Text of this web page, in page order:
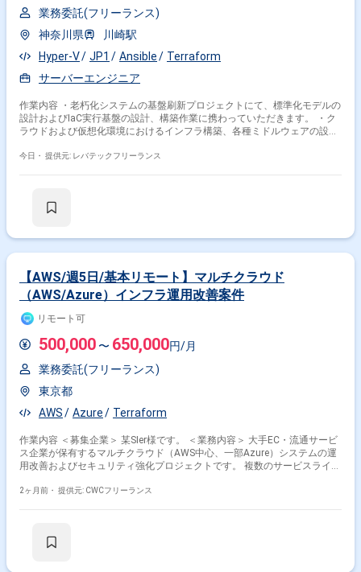
業務委託(フリーランス)
神奈川県
川崎駅
Hyper-V
JP1 Ansible
Terraform
サーバーエンジニア
作業内容 ・老朽化システムの基盤刷新プロジェクトにて、標準化モデルの
設計およびIaC実行基盤の設計、構築作業に携わっていただきます。 ・ク
ラウドおよび仮想化環境におけるインフラ構築、各種ミドルウェアの設
です。 ・具体的には下記作業を想定しています。 -クラウドおよび仮想
よびテスト
今日・ 提供元: レバテックフリーランス
【AWS/週5日/基本リモート】マルチクラウド
（AWS/Azure）インフラ運用改善案件
リモート可
500,000 〜 650,000円/月
業務委託(フリーランス)
東京都
AWS
Azure Terraform
作業内容 ＜募集企業＞ 某SIer様です。 ＜業務内容＞ 大手EC・流通サービ
ス企業が保有するマルチクラウド（AWS中心、一部Azure）システムの運
用改善およびセキュリティ強化プロジェクトです。 複数のサービスライン
最適化やインフラ運用の自動化（IaC化）、新規サービス導入に向けた提
の場合、消費税無しでのお支払いになります
2ヶ月前・ 提供元: CWCフリーランス